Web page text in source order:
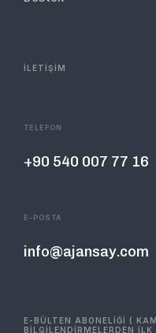
İLETİŞİM
TELEFON
+90 540 007 77 16
E-POSTA
info@ajansay.com
E-BÜLTEN ABONELİĞİ (
BİLGİLENDİRMELERDEN